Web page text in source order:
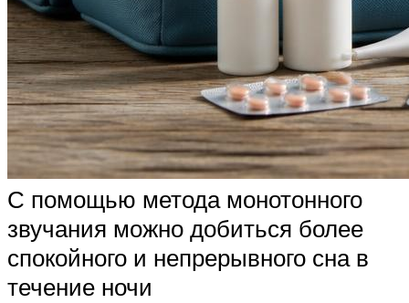
С помощью метода монотонного
звучания можно добиться более
спокойного и непрерывного сна в
течение ночи